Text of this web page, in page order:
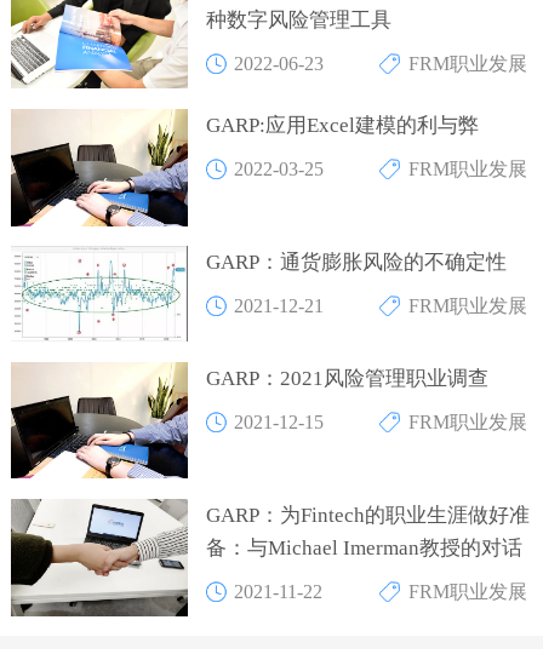
种数字风险管理工具
2022-06-23 FRM职业发展
GARP:应用Excel建模的利与弊
2022-03-25 FRM职业发展
GARP：通货膨胀风险的不确定性
2021-12-21 FRM职业发展
GARP：2021风险管理职业调查
2021-12-15 FRM职业发展
GARP：为Fintech的职业生涯做好准
备：与Michael Imerman教授的对话
2021-11-22 FRM职业发展